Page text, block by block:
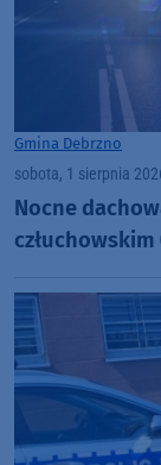
Gmina Debrzno
sobota, 1 sierpnia
Nocne
człuchowskim